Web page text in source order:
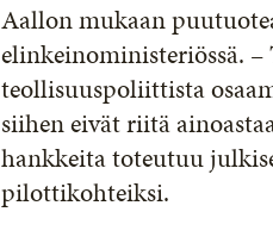
Aallon mukaan
elinkeinoministeriössä.
teollisuuspoliittista
siihen eivät riitä
hankkeita toteutuu
pilottikohteiksi.